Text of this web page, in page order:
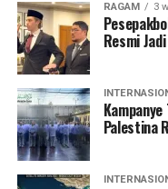
RAGAM 3
Resmi Jadi
Palestina